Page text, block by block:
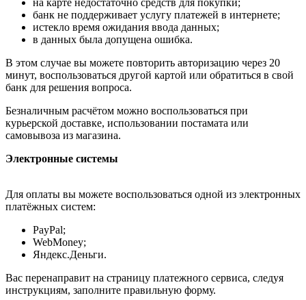
банк не поддерживает услугу платежей в интернете;
истекло время ожидания ввода данных;
в данных была допущена ошибка.
В этом случае вы можете повторить авторизацию через 20
минут, воспользоваться другой картой или обратиться в свой
банк для решения вопроса.
Безналичным расчётом можно воспользоваться при
курьерской доставке, использовании постамата или
самовывоза из магазина.
Электронные системы
Для оплаты вы можете воспользоваться одной из электронных
платёжных систем:
PayPal;
WebMoney;
Яндекс.Деньги.
Вас перенаправит на страницу платежного сервиса, следуя
инструкциям, заполните правильную форму.